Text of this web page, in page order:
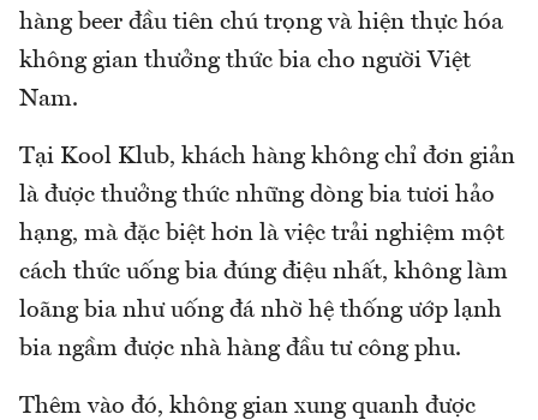
hàng beer đầu tiên chú trọng và hiện thực hóa
không gian thưởng thức bia cho người Việt
Nam.
Tại Kool Klub, khách hàng không chỉ đơn giản
là được thưởng thức những dòng bia tươi hảo
hạng, mà đặc biệt hơn là việc trải nghiệm một
cách thức uống bia đúng điệu nhất, không làm
loãng bia như uống đá nhờ hệ thống ướp lạnh
bia ngầm được nhà hàng đầu tư công phu.
Thêm vào đó, không gian xung quanh được